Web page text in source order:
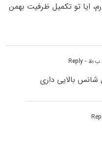
دارم، ایا تو تکمیل ظرفیت بهمن
- Reply
شانس بالایی داری